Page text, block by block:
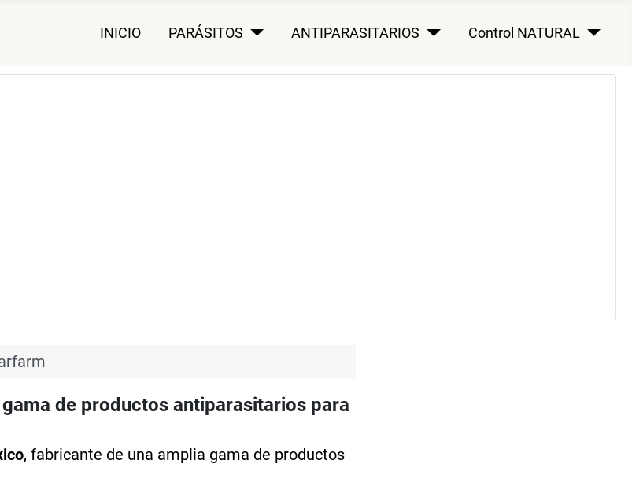
INICIO PARÁSITOS ANTIPARASITARIOS Control NATURAL
de productos antiparasitarios para
, fabricante de una amplia gama de productos